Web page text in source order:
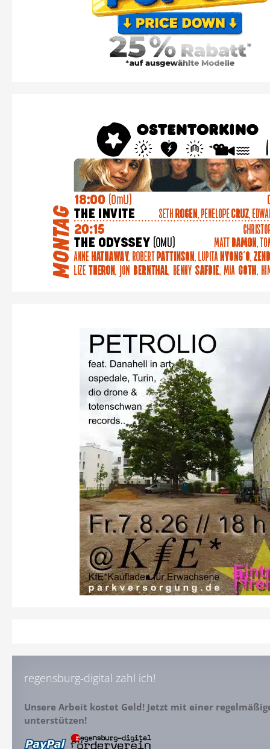
regensburg-digital zahl ich!
Unsere Arbeit kostet Geld! Jetzt mit einer
unterstützen!